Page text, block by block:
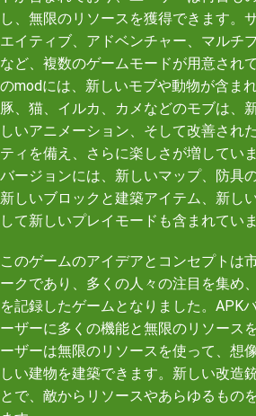
し、無限のリソースを獲得できます。
エイティブ、アドベンチャー、マルチ
など、複数のゲームモードが用意され
のmodには、新しいモブや動物が含ま
豚、猫、イルカ、カメなどのモブは、
しいアニメーション、そして改善され
ティを備え、さらに楽しさが増してい
バージョンには、新しいマップ、防具
新しいブロックと建築アイテム、新し
して新しいプレイモードも含まれていま
このゲームのアイデアとコンセプトは
ークであり、多くの人々の注目を集め
を記録したゲームとなりました。APK
ーザーに多くの機能と無限のリソース
ーザーは無限のリソースを使って、想
しい建物を建築できます。新しい改造
とで、敵からリソースやあらゆるもの